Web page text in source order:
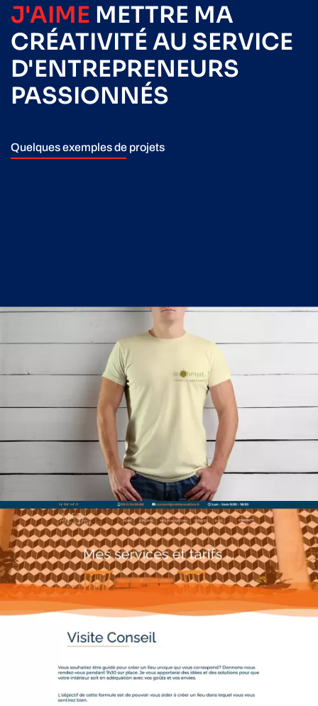
J'AIME METTRE MA
CRÉATIVITÉ AU SERVICE
D'ENTREPRENEURS
PASSIONNÉS
Quelques exemples de projets